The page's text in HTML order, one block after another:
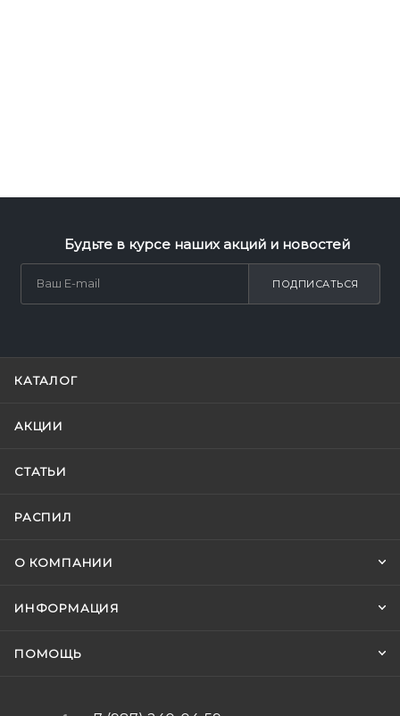
Будьте в курсе наших акций и новостей
ПОДПИСАТЬСЯ
КАТАЛОГ
АКЦИИ
СТАТЬИ
РАСПИЛ
О КОМПАНИИ
ИНФОРМАЦИЯ
ПОМОЩЬ